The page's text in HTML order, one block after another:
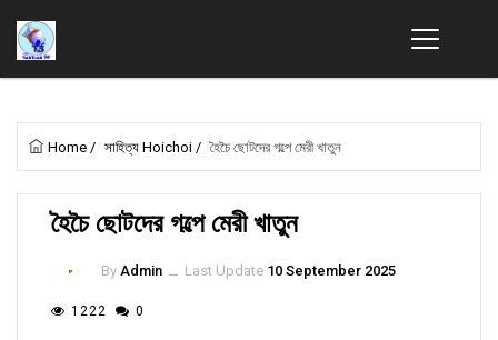
Home / সাহিত্য Hoichoi / হৈচৈ ছোটদের গল্পে মেরী খাতুন
হৈচৈ ছোটদের গল্পে মেরী খাতুন
By Admin ــ Last Update 10 September 2025
1222 0